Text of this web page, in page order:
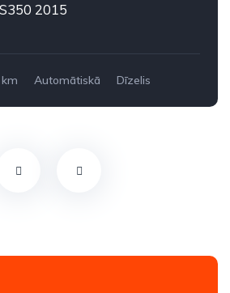
2015
Automātiskā
Dīzelis